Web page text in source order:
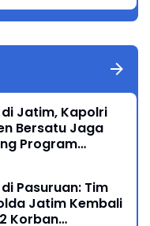
Jatim, Kapolri
Bersatu Jaga
Program
Pasuruan: Tim
Jatim Kembali
Korban